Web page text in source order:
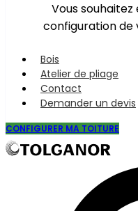
Vous
configuration
Bois
Atelier de pliage
Contact
Demander un devis
CONFIGURER MA TOITURE